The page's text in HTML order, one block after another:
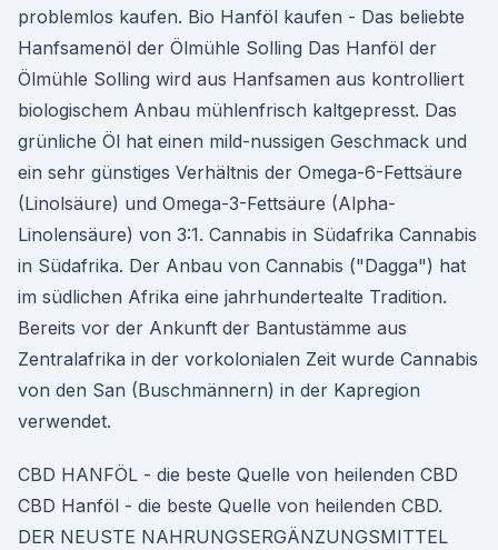
problemlos kaufen. Bio Hanföl kaufen - Das beliebte
Hanfsamenöl der Ölmühle Solling Das Hanföl der
Ölmühle Solling wird aus Hanfsamen aus kontrolliert
biologischem Anbau mühlenfrisch kaltgepresst. Das
grünliche Öl hat einen mild-nussigen Geschmack und
ein sehr günstiges Verhältnis der Omega-6-Fettsäure
(Linolsäure) und Omega-3-Fettsäure (Alpha-
Linolensäure) von 3:1. Cannabis in Südafrika Cannabis
in Südafrika. Der Anbau von Cannabis ("Dagga") hat
im südlichen Afrika eine jahrhundertealte Tradition.
Bereits vor der Ankunft der Bantustämme aus
Zentralafrika in der vorkolonialen Zeit wurde Cannabis
von den San (Buschmännern) in der Kapregion
verwendet.
CBD HANFÖL - die beste Quelle von heilenden CBD
CBD Hanföl - die beste Quelle von heilenden CBD.
DER NEUSTE NAHRUNGSERGÄNZUNGSMITTEL